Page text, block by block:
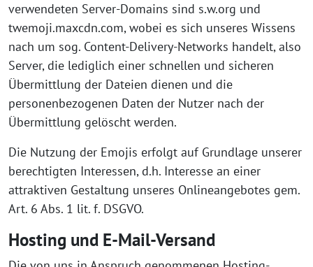
verwendeten Server-Domains sind s.w.org und
twemoji.maxcdn.com, wobei es sich unseres Wissens
nach um sog. Content-Delivery-Networks handelt, also
Server, die lediglich einer schnellen und sicheren
Übermittlung der Dateien dienen und die
personenbezogenen Daten der Nutzer nach der
Übermittlung gelöscht werden.
Die Nutzung der Emojis erfolgt auf Grundlage unserer
berechtigten Interessen, d.h. Interesse an einer
attraktiven Gestaltung unseres Onlineangebotes gem.
Art. 6 Abs. 1 lit. f. DSGVO.
Hosting und E-Mail-Versand